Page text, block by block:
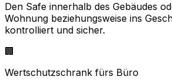
Den Safe innerhalb des Gebäudes
Wohnung beziehungsweise ins
kontrolliert und sicher.
🏢
Wertschutzschrank fürs Büro